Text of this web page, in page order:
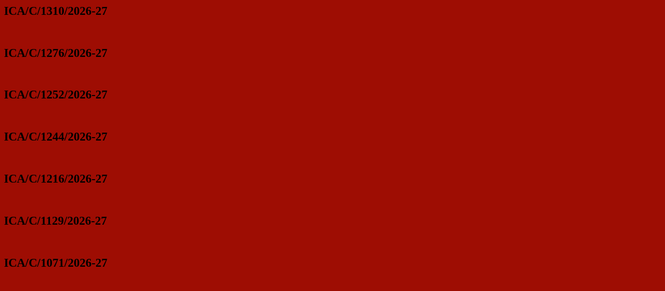
ICA/C/1310/2026-27
ICA/C/1276/2026-27
ICA/C/1252/2026-27
ICA/C/1244/2026-27
ICA/C/1216/2026-27
ICA/C/1129/2026-27
ICA/C/1071/2026-27